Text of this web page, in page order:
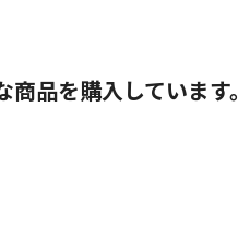
品を購入しています。